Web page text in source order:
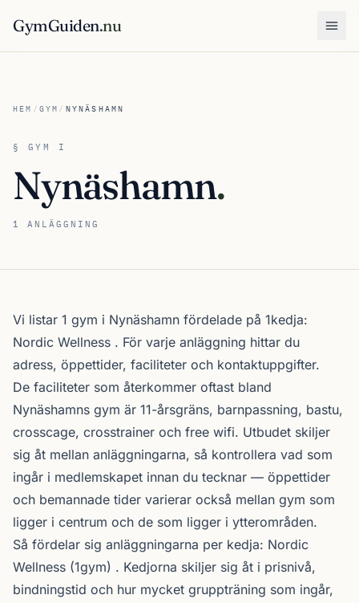
GymGuiden.nu
HEM / GYM / NYNÄSHAMN
§ GYM I
Nynäshamn.
1 ANLÄGGNING
Om gymutbudet i Nynäshamn
Vi listar 1 gym i Nynäshamn fördelade på 1kedja:
Nordic Wellness . För varje anläggning hittar du
adress, öppettider, faciliteter och kontaktuppgifter.
De faciliteter som återkommer oftast bland
Nynäshamns gym är 11-årsgräns, barnpassning, bastu,
crosscage, crosstrainer och free wifi. Utbudet skiljer
sig åt mellan anläggningarna, så kontrollera vad som
ingår i medlemskapet innan du tecknar — öppettider
och bemannade tider varierar också mellan gym som
ligger i centrum och de som ligger i ytterområden.
Så fördelar sig anläggningarna per kedja: Nordic
Wellness (1gym) . Kedjorna skiljer sig åt i prisnivå,
bindningstid och hur mycket gruppträning som ingår,